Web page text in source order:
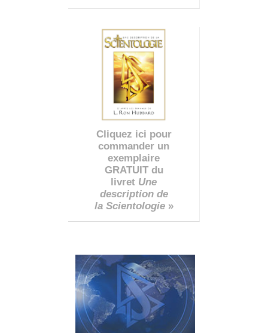
Cliquez ici pour
commander un
exemplaire
GRATUIT du
livret Une
description de
la Scientologie»